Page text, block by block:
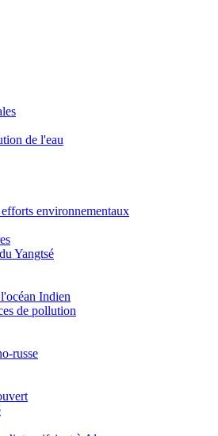
de l'eau
environnementaux
Yangtsé
Indien
de pollution
russe